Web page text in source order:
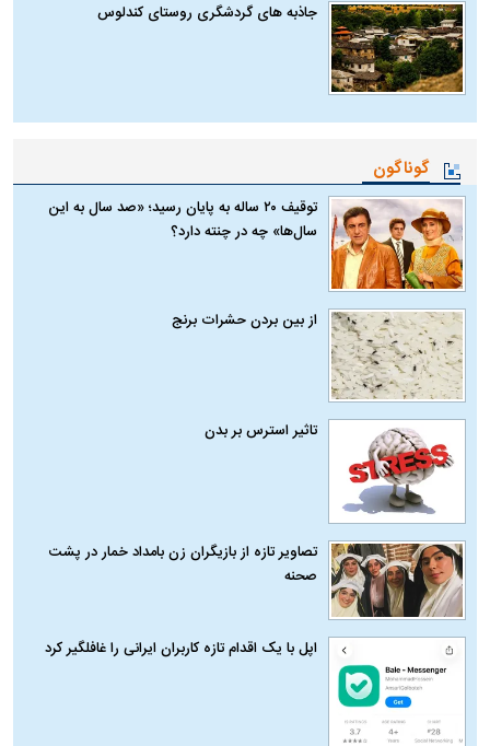
جاذبه های گردشگری روستای کندلوس
گوناگون
توقیف ۲۰ ساله به پایان رسید؛ «صد سال به این
سال‌ها» چه در چنته دارد؟
از بین بردن حشرات برنج
تاثیر استرس بر بدن
تصاویر تازه از بازیگران زن بامداد خمار در پشت
صحنه
اپل با یک اقدام تازه کاربران ایرانی را غافلگیر کرد